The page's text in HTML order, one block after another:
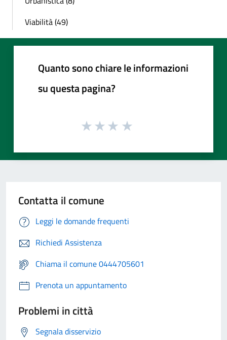
Viabilità (49)
Quanto sono chiare le informazioni
su questa pagina?
Contatta il comune
Leggi le domande frequenti
Richiedi Assistenza
Chiama il comune 0444705601
Prenota un appuntamento
Problemi in città
Segnala disservizio